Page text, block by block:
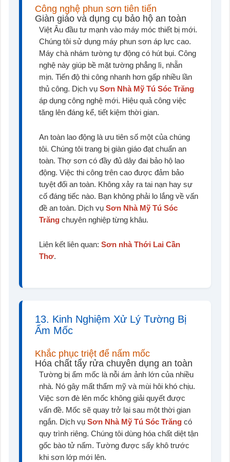
Công nghệ phun sơn tiên tiến
Giàn giáo và dụng cụ bảo hộ an toàn
Việt Âu đầu tư mạnh vào máy móc thiết bị mới.
Chúng tôi sử dụng máy phun sơn áp lực cao.
Máy chà nhám tường tự động có hút bụi. Công
nghệ này giúp bề mặt tường phẳng lì, nhẵn
mịn. Tiến độ thi công nhanh hơn gấp nhiều lần
thủ công. Dịch vụ Sơn Nhà Mỹ Tú Sóc Trăng
áp dụng công nghệ mới. Hiệu quả công việc
tăng lên đáng kể, tiết kiệm thời gian.
An toàn lao động là ưu tiên số một của chúng
tôi. Chúng tôi trang bị giàn giáo đạt chuẩn an
toàn. Thợ sơn có đầy đủ dây đai bảo hộ lao
động. Việc thi công trên cao được đảm bảo
tuyệt đối an toàn. Không xảy ra tai nạn hay sự
cố đáng tiếc nào. Bạn không phải lo lắng về vấn
đề an toàn. Dịch vụ Sơn Nhà Mỹ Tú Sóc
Trăng chuyên nghiệp từng khâu.
Liên kết liên quan: Sơn nhà Thới Lai Cần
Thơ.
13. Kinh Nghiệm Xử Lý Tường Bị
Ẩm Mốc
Khắc phục triệt để nấm mốc
Hóa chất tẩy rửa chuyên dụng an toàn
Tường bị ẩm mốc là nỗi ám ảnh lớn của nhiều
nhà. Nó gây mất thẩm mỹ và mùi hôi khó chịu.
Việc sơn đè lên mốc không giải quyết được
vấn đề. Mốc sẽ quay trở lại sau một thời gian
ngắn. Dịch vụ Sơn Nhà Mỹ Tú Sóc Trăng có
quy trình riêng. Chúng tôi dùng hóa chất diệt tận
gốc bào tử nấm. Tường được sấy khô trước
khi sơn lớp mới lên.